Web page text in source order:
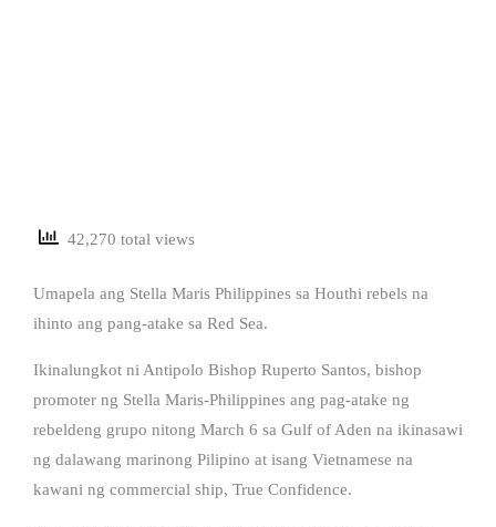
42,270 total views
Umapela ang Stella Maris Philippines sa Houthi rebels na
ihinto ang pang-atake sa Red Sea.
Ikinalungkot ni Antipolo Bishop Ruperto Santos, bishop
promoter ng Stella Maris-Philippines ang pag-atake ng
rebeldeng grupo nitong March 6 sa Gulf of Aden na ikinasawi
ng dalawang marinong Pilipino at isang Vietnamese na
kawani ng commercial ship, True Confidence.